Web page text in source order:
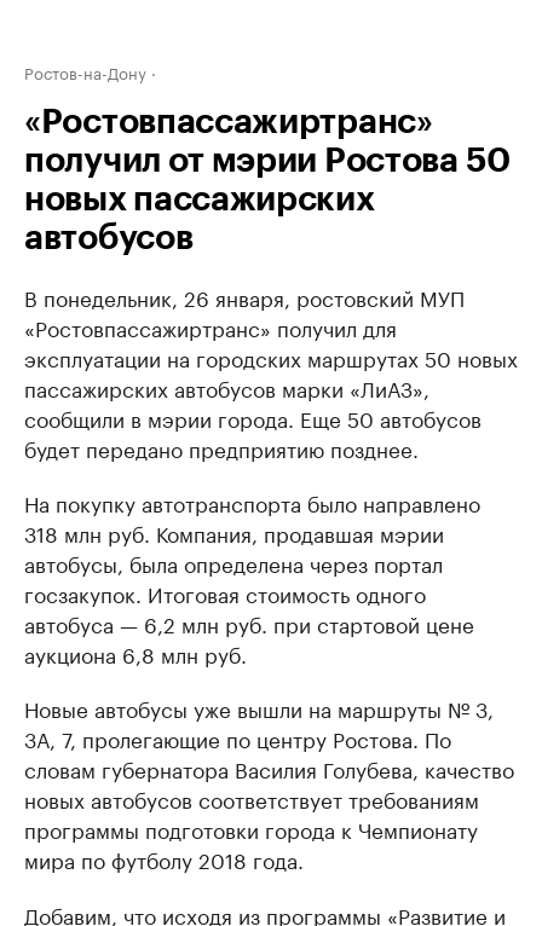
Ростов-на-Дону
«Ростовпассажиртранс»
получил от мэрии Ростова 50
новых пассажирских
автобусов
В понедельник, 26 января, ростовский МУП
«Ростовпассажиртранс» получил для
эксплуатации на городских маршрутах 50 новых
пассажирских автобусов марки «ЛиАЗ»,
сообщили в мэрии города. Еще 50 автобусов
будет передано предприятию позднее.
На покупку автотранспорта было направлено
318 млн руб. Компания, продавшая мэрии
автобусы, была определена через портал
госзакупок. Итоговая стоимость одного
автобуса — 6,2 млн руб. при стартовой цене
аукциона 6,8 млн руб.
Новые автобусы уже вышли на маршруты № 3,
3А, 7, пролегающие по центру Ростова. По
словам губернатора Василия Голубева, качество
новых автобусов соответствует требованиям
программы подготовки города к Чемпионату
мира по футболу 2018 года.
Добавим, что исходя из программы «Развитие и